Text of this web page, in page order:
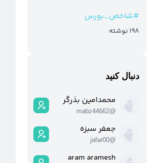
#شاخص_بورس
198 نوشته
دنبال کنید
محمدامین بذرگر
@
mabz44662
جعفر سبزه
@
jafar00
aram aramesh